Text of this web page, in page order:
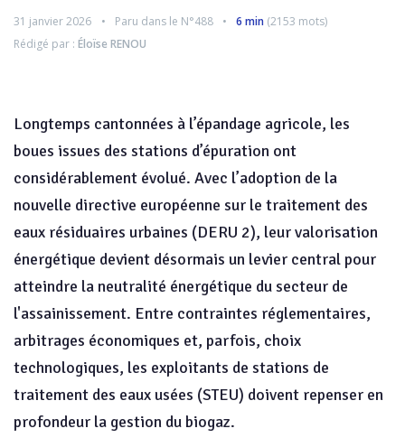
31 janvier 2026 Paru dans le N°488 6 min (2153 mots)
Rédigé par : Éloïse RENOU
Longtemps cantonnées à l’épandage agricole, les
boues issues des stations d’épuration ont
considérablement évolué. Avec l’adoption de la
nouvelle directive européenne sur le traitement des
eaux résiduaires urbaines (DERU 2), leur valorisation
énergétique devient désormais un levier central pour
atteindre la neutralité énergétique du secteur de
l'assainissement. Entre contraintes réglementaires,
arbitrages économiques et, parfois, choix
technologiques, les exploitants de stations de
traitement des eaux usées (STEU) doivent repenser en
profondeur la gestion du biogaz.